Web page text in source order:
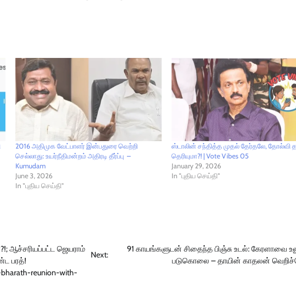
2016 அதிமுக வேட்பாளர் இன்பதுரை வெற்றி
செல்லாது: உயர்நீதிமன்றம் அதிரடி தீர்ப்பு –
Kumudam
June 3, 2026
In "புதிய செய்தி"
ஸ்டாலின் சந்தித்த முதல் தேர்தலே, தோல்வி
தெரியுமா?! | Vote Vibes 05
January 29, 2026
In "புதிய செய்தி"
ஆச்சரியப்பட்ட ஜெயராம்
பரத்!
reunion-with-
Next:
91 காயங்களுடன் சிதைந்த பிஞ்சு உடல்: கேரளாவை
படுகொலை – தாயின் காதலன்